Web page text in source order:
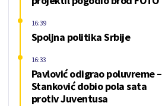
Spoljna politika Srbije
16:39
Pavlović odigrao poluvreme –
Stanković dobio pola sata
protiv Juventusa
16:33